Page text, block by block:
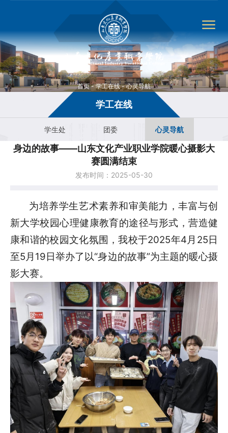
首页-学工在线-心灵导航
学工在线
学生处 团委 心灵导航
身边的故事——山东文化产业职业学院暖心摄影大
赛圆满结束
发布时间：2025-05-30
为培养学生艺术素养和审美能力，丰富与创
新大学校园心理健康教育的途径与形式，营造健
康和谐的校园文化氛围，我校于2025年4月25日
至5月19日举办了以“身边的故事”为主题的暖心摄
影大赛。